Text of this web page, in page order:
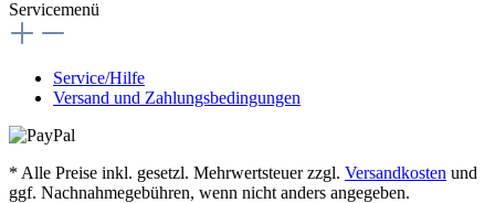
Servicemenü
Service/Hilfe
Versand und Zahlungsbedingungen
* Alle Preise inkl. gesetzl. Mehrwertsteuer zzgl. Versandkosten und
ggf. Nachnahmegebühren, wenn nicht anders angegeben.